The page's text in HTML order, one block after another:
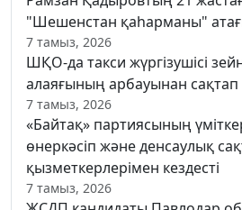
"Шешенстан қаһарманы"
7 тамыз, 2026
ШҚО-да такси жүргізушісі
алаяғының арбауынан сақтап
7 тамыз, 2026
«Байтақ» партиясының
өнеркәсіп және денсаулық
қызметкерлерімен кездесті
7 тамыз, 2026